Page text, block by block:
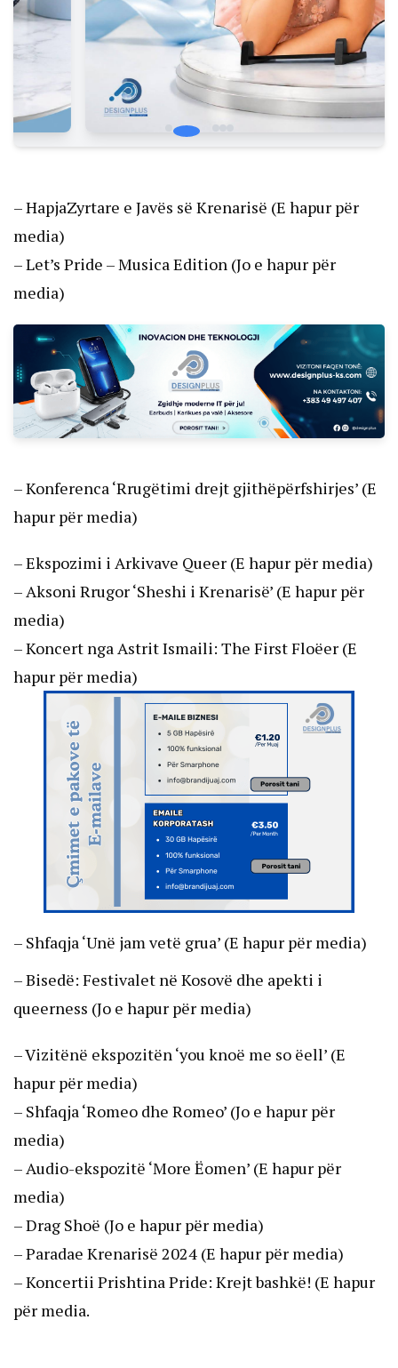
– HapjaZyrtare e Javës së Krenarisë (E hapur për
media)
– Let’s Pride – Musica Edition (Jo e hapur për
media)
– Konferenca ‘Rrugëtimi drejt gjithëpërfshirjes’ (E
hapur për media)
– Ekspozimi i Arkivave Queer (E hapur për media)
– Aksoni Rrugor ‘Sheshi i Krenarisë’ (E hapur për
media)
– Koncert nga Astrit Ismaili: The First Floëer (E
hapur për media)
– Shfaqja ‘Unë jam vetë grua’ (E hapur për media)
– Bisedë: Festivalet në Kosovë dhe apekti i
queerness (Jo e hapur për media)
– Vizitënë ekspozitën ‘you knoë me so ëell’ (E
hapur për media)
– Shfaqja ‘Romeo dhe Romeo’ (Jo e hapur për
media)
– Audio-ekspozitë ‘More Ëomen’ (E hapur për
media)
– Drag Shoë (Jo e hapur për media)
– Paradae Krenarisë 2024 (E hapur për media)
– Koncertii Prishtina Pride: Krejt bashkë! (E hapur
për media.